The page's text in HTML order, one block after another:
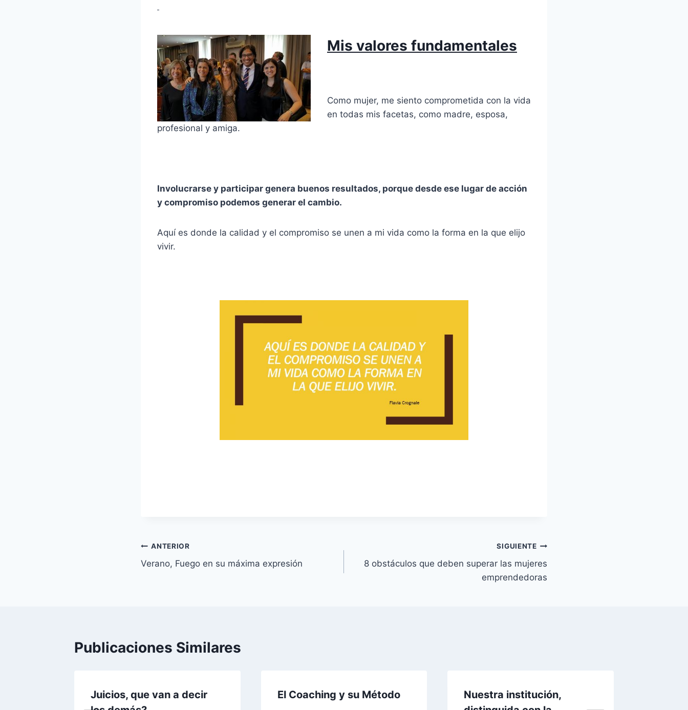
Mis valores fundamentales
Como mujer, me siento comprometida con la vida
en todas mis facetas, como madre, esposa,
profesional y amiga.
Involucrarse y participar genera buenos resultados, porque desde ese lugar de acción
y compromiso podemos generar el cambio.
Aquí es donde la calidad y el compromiso se unen a mi vida como la forma en la que elijo
vivir.
Navegación
de
ANTERIOR
Verano, Fuego en su máxima expresión
SIGUIENTE
8 obstáculos que deben superar las mujeres
emprendedoras
Publicaciones Similares
Juicios, que van a decir
El Coaching y su Método
Nuestra institución,